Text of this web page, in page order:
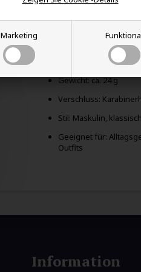
Marketing
Material: Edelstahl
Stein: Tiger Eye
Breite des Steins: ca.
Länge: 18 cm + 5 cm
Gewicht: ca. 24 g
Verschluss:
Stil: Maskulin,
Geeignet für:
Outfits
Information